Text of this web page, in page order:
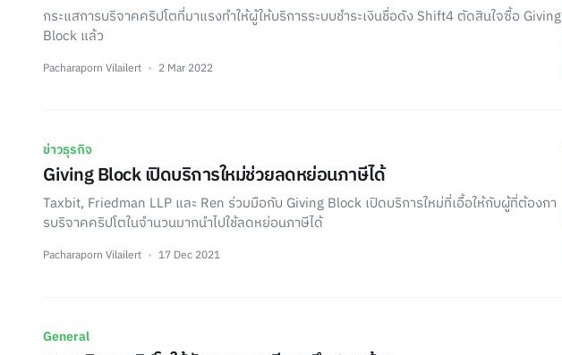
กระแสการบริจาคคริปโตที่มาแรงทำให้ผู้ให้บริการระบบชำระเงินชื่อดัง Shift4 ตัดสินใจซื้อ Giving
Block แล้ว
Pacharaporn Vilailert 2 Mar 2022
ข่าวธุรกิจ
Giving Block เปิดบริการใหม่ช่วยลดหย่อนภาษีได้
Taxbit, Friedman LLP และ Ren ร่วมมือกับ Giving Block เปิดบริการใหม่ที่เอื้อให้กับผู้ที่ต้องกา
รบริจาคคริปโตในจำนวนมากนำไปใช้ลดหย่อนภาษีได้
Pacharaporn Vilailert 17 Dec 2021
General